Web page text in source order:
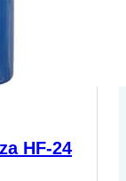
HF-24